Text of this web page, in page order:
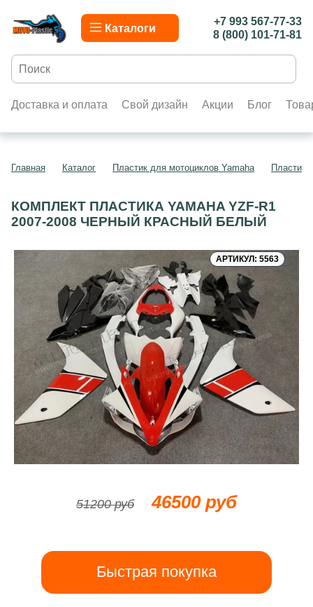
Каталоги
+7 993 567-77-33
8 (800) 101-71-81
Доставка и оплата Свой дизайн Акции Блог
Главная Каталог Пластик для мотоциклов Yamaha Пластик
КОМПЛЕКТ ПЛАСТИКА YAMAHA YZF-R1
2007-2008 ЧЕРНЫЙ КРАСНЫЙ БЕЛЫЙ
АРТИКУЛ: 5563
51200 руб 46500 руб
Быстрая покупка